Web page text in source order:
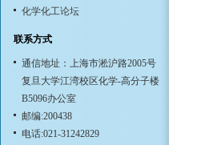
化学化工论坛
联系方式
通信地址：上海市淞沪路2005号
复旦大学江湾校区化学-高分子楼
B5096办公室
邮编:200438
电话:021-31242829